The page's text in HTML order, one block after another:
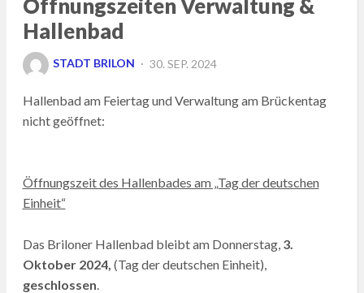
Öffnungszeiten Verwaltung &
Hallenbad
STADT BRILON
POSTED
30. SEP. 2024
Hallenbad am Feiertag und Verwaltung am Brückentag
nicht geöffnet:
Öffnungszeit des Hallenbades am „Tag der deutschen
Einheit“
Das Briloner Hallenbad bleibt am Donnerstag, 3.
Oktober 2024, (Tag der deutschen Einheit),
geschlossen